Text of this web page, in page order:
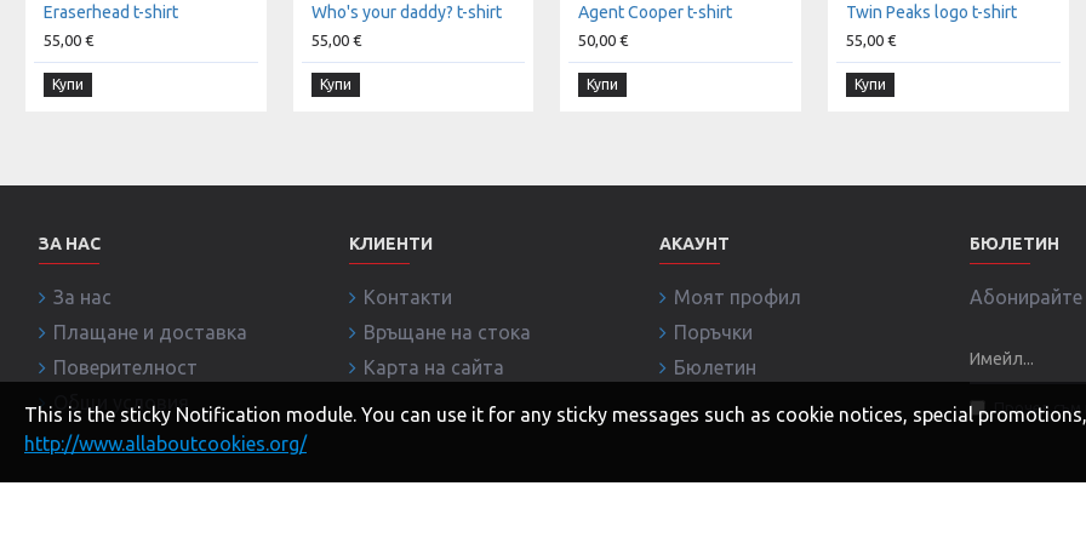
Eraserhead t-shirt
55,00 €
Купи
Who's your daddy? t-shirt
55,00 €
Купи
Agent Cooper t-shirt
50,00 €
Купи
Twin Peaks logo t-shirt
55,00 €
Купи
ЗА НАС
За нас
Плащане и доставка
Поверителност
Общи условия
КЛИЕНТИ
Контакти
Връщане на стока
Карта на сайта
АКАУНТ
Моят профил
Поръчки
Бюлетин
БЮЛЕТИН
Абонирайте
Прочел съм
This is the sticky Notification module. You can use it for any sticky messages such as cookie notices, special
http://www.allaboutcookies.org/